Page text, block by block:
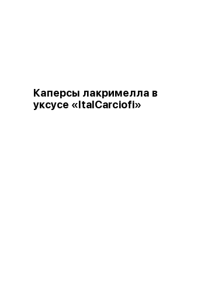
Каперсы лакримелла в
уксусе «ItalCarciofi»